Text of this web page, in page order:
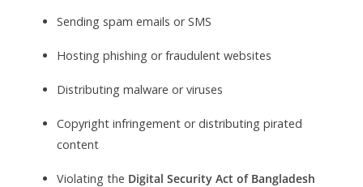
Sending spam emails or SMS
Hosting phishing or fraudulent websites
Distributing malware or viruses
Copyright infringement or distributing pirated
content
Violating the Digital Security Act of Bangladesh